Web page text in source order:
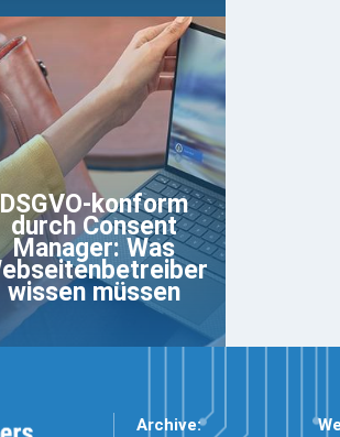
DSGVO-konform
durch Consent
Manager: Was
wissen müssen
Archive: